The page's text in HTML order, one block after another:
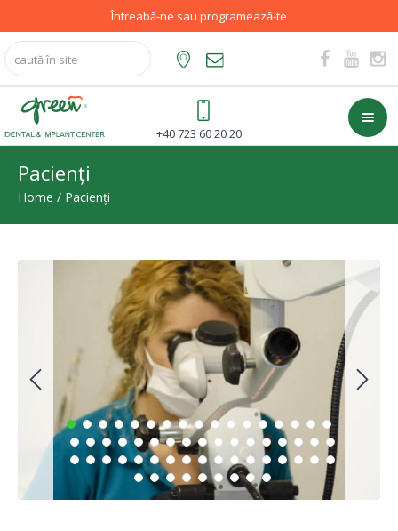
+40 723 60 20 20
Pacienți
Home / Pacienți
Întreabă-ne sau programează-te